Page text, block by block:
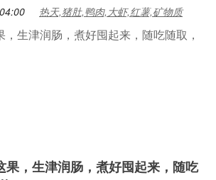
热天,猪肚,鸭肉,大虾,红薯,矿物质
果，生津润肠，煮好囤起来，随吃